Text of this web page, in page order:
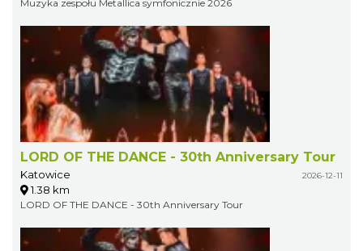
Muzyka zespołu Metallica symfonicznie 2026
LORD OF THE DANCE - 30th Anniversary Tour
Katowice 2026-12-11
1.38 km
LORD OF THE DANCE - 30th Anniversary Tour